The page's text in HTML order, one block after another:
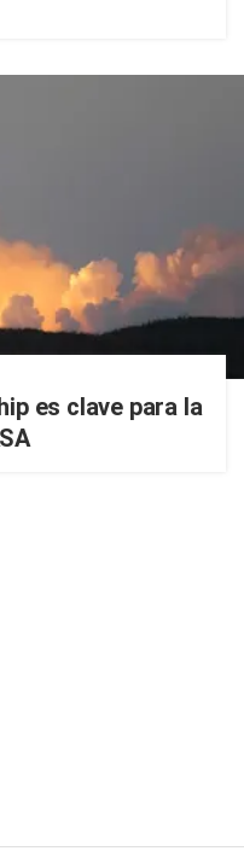
es clave para la